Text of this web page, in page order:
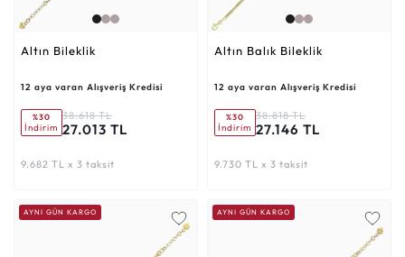
Altın Bileklik
12 aya varan Alışveriş Kredisi
%30
İndirim
38.618 TL
27.013 TL
9.682 TL x 3 taksit
Altın Balık Bileklik
12 aya varan Alışveriş Kredisi
%30
İndirim
38.818 TL
27.146 TL
9.730 TL x 3 taksit
AYNI GÜN KARGO AYNI GÜN KARGO